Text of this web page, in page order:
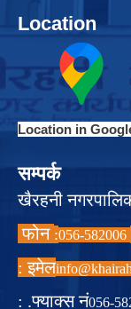
Location
Location in
सम्पर्क
खैरहनी
फोन :
इमेल :
फ्याक्स नं. :056-